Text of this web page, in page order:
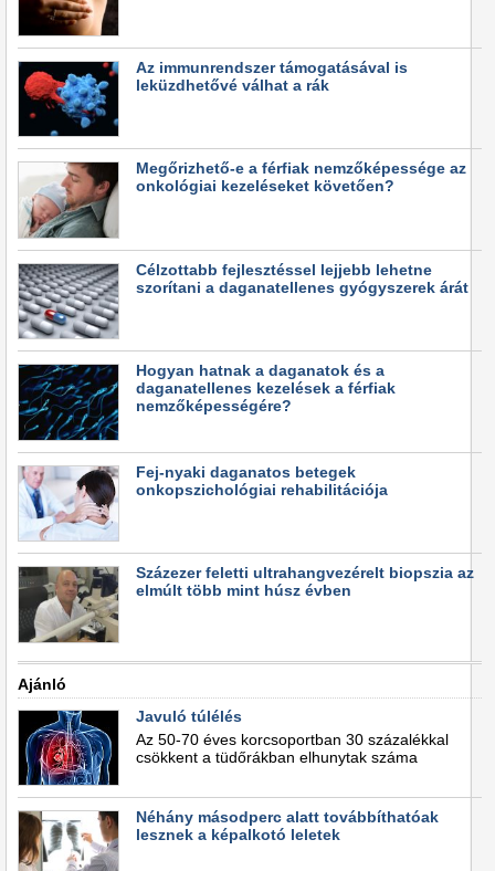
Az immunrendszer támogatásával is
leküzdhetővé válhat a rák
Megőrizhető-e a férfiak nemzőképessége az
onkológiai kezeléseket követően?
Célzottabb fejlesztéssel lejjebb lehetne
szorítani a daganatellenes gyógyszerek árát
Hogyan hatnak a daganatok és a
daganatellenes kezelések a férfiak
nemzőképességére?
Fej-nyaki daganatos betegek
onkopszichológiai rehabilitációja
Százezer feletti ultrahangvezérelt biopszia az
elmúlt több mint húsz évben
Ajánló
Javuló túlélés
Az 50-70 éves korcsoportban 30 százalékkal
csökkent a tüdőrákban elhunytak száma
Néhány másodperc alatt továbbíthatóak
lesznek a képalkotó leletek